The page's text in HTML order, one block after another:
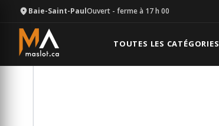
Baie-Saint-PaulOuvert - ferme à 17 h 00
TOUTES LES CATÉGORIES
Équipement Manutention